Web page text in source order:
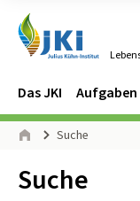
Navigation
Hauptmenü
Das JKI Aufgaben
Seitenpfad
Suche
Inhalt:
Suche